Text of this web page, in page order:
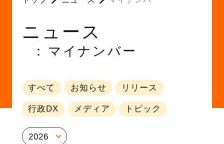
ニュース
マイナンバー
すべて お知らせ リリース
行政DX メディア トピック
2026